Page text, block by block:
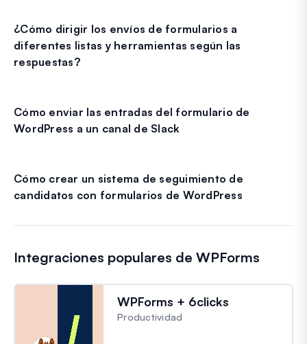
¿Cómo dirigir los envíos de formularios a
diferentes listas y herramientas según las
respuestas?
Cómo enviar las entradas del formulario de
WordPress a un canal de Slack
Cómo crear un sistema de seguimiento de
candidatos con formularios de WordPress
Integraciones populares de WPForms
WPForms + 6clicks
Productividad